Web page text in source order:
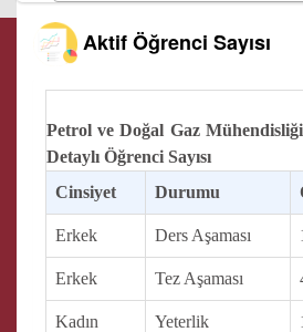
Aktif Öğrenci Sayısı
Petrol ve Doğal Gaz
Detaylı Öğrenci Sayısı
Cinsiyet
Durumu
Erkek Ders Aşaması
Erkek Tez Aşaması
Kadın Yeterlik